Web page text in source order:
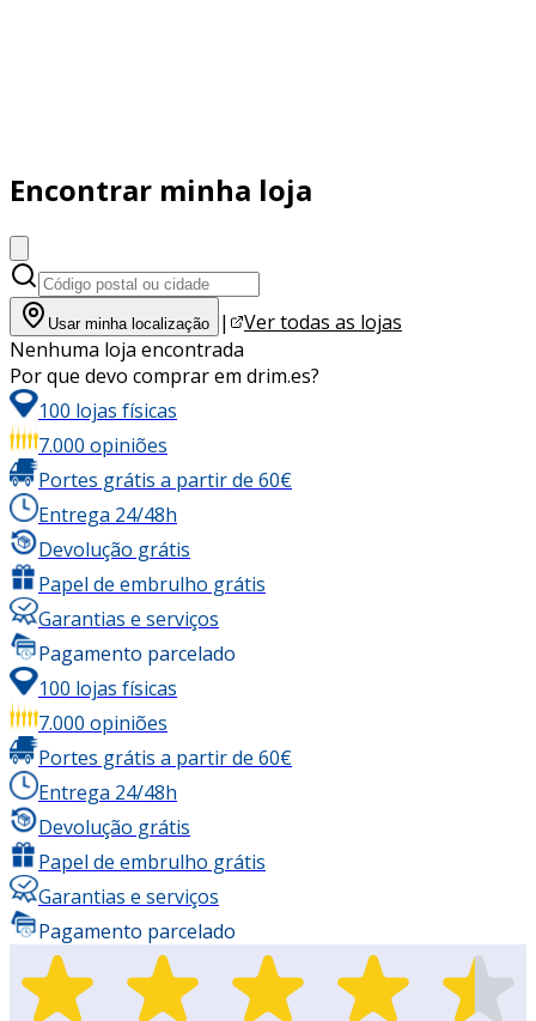
Encontrar minha loja
Usar minha localização |
Ver todas as lojas
Nenhuma loja encontrada
Por que devo comprar em drim.es?
100 lojas físicas
7.000 opiniões
Portes grátis a partir de 60€
Entrega 24/48h
Devolução grátis
Papel de embrulho grátis
Garantias e serviços
Pagamento parcelado
100 lojas físicas
7.000 opiniões
Portes grátis a partir de 60€
Entrega 24/48h
Devolução grátis
Papel de embrulho grátis
Garantias e serviços
Pagamento parcelado